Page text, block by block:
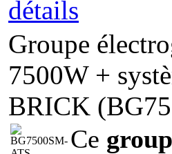
détails
Groupe
7500W +
BRICK
Ce